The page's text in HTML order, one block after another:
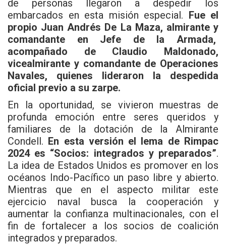
de personas llegaron a despedir los
embarcados en esta misión especial. Fue el
propio Juan Andrés De La Maza, almirante y
comandante en Jefe de la Armada,
acompañado de Claudio Maldonado,
vicealmirante y comandante de Operaciones
Navales, quienes lideraron la despedida
oficial previo a su zarpe.
En la oportunidad, se vivieron muestras de
profunda emoción entre seres queridos y
familiares de la dotación de la Almirante
Condell. En esta versión el lema de Rimpac
2024 es “Socios: integrados y preparados”.
La idea de Estados Unidos es promover en los
océanos Indo-Pacífico un paso libre y abierto.
Mientras que en el aspecto militar este
ejercicio naval busca la cooperación y
aumentar la confianza multinacionales, con el
fin de fortalecer a los socios de coalición
integrados y preparados.